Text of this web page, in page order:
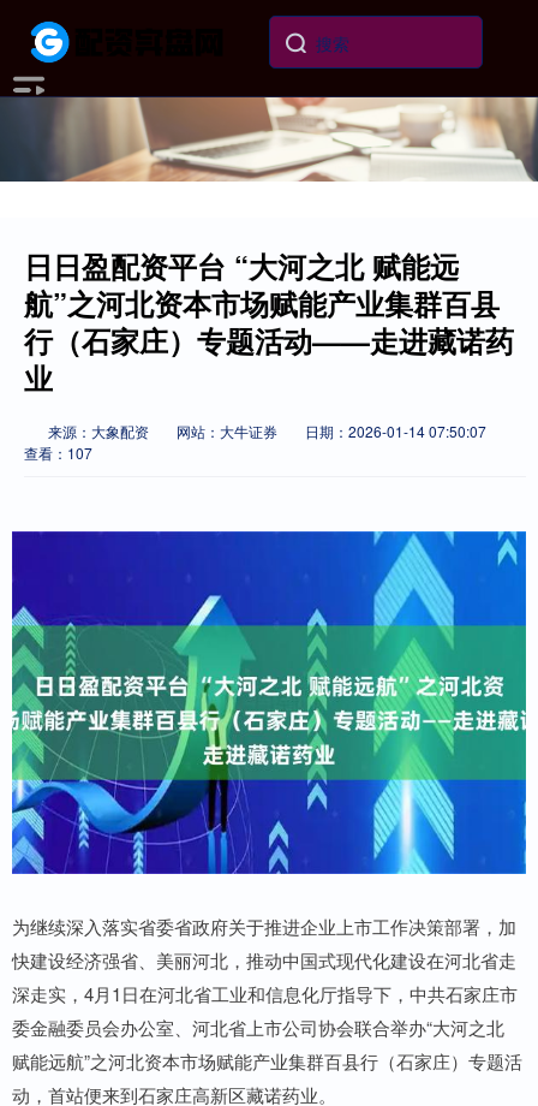
日日盈配资平台 “大河之北 赋能远
航”之河北资本市场赋能产业集群百县
行（石家庄）专题活动——走进藏诺药
业
来源：大象配资 网站：大牛证券
日期：2026-01-14 07:50:07
查看：107
为继续深入落实省委省政府关于推进企业上市工作决策部署，加
快建设经济强省、美丽河北，推动中国式现代化建设在河北省走
深走实，4月1日在河北省工业和信息化厅指导下，中共石家庄市
委金融委员会办公室、河北省上市公司协会联合举办“大河之北
赋能远航”之河北资本市场赋能产业集群百县行（石家庄）专题活
动，首站便来到石家庄高新区藏诺药业。